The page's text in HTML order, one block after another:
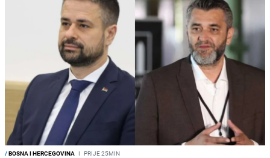
/BOSNA I HERCEGOVINA I PRIJE 25MIN